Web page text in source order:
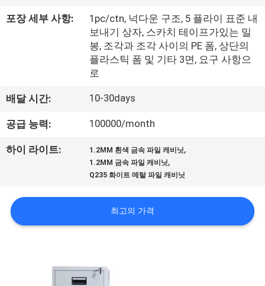
공
장
여
품
질
포장 세부 사항:
1pc/ctn, 넉다운 구조, 5 플라이 표준 내
보내기 상자, 스카치 테이프가있는 밀
봉, 조각과 조각 사이의 PE 폼, 상단의
플라스틱 폼 및 기타 3면, 요구 사항으
로
배달 시간: 10-30days
공급 능력: 100000/month
하이 라이트: 1.2MM 흰색 금속 파일 캐비닛,
1.2MM 금속 파일 캐비닛,
Q235 화이트 메탈 파일 캐비닛
최고의 가격